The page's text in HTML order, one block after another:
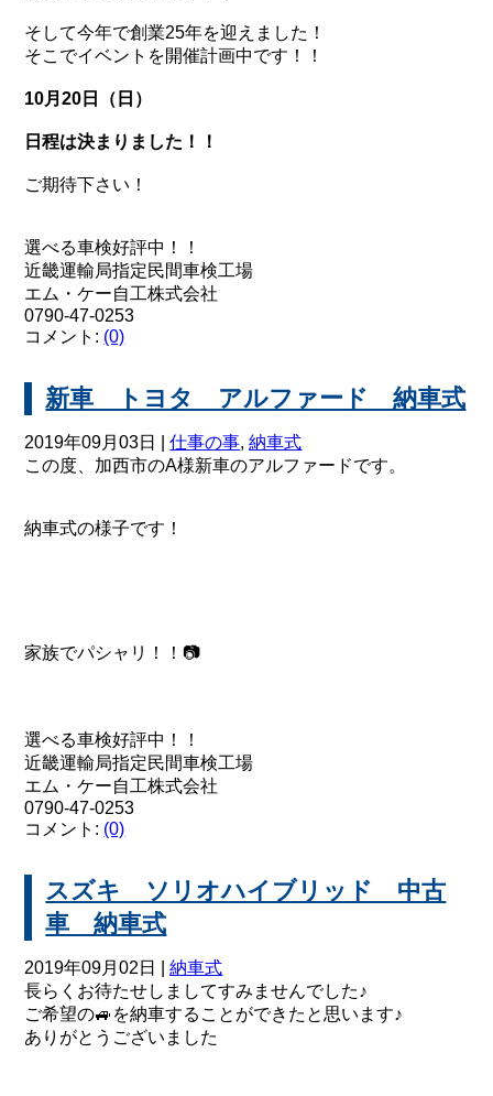
そして今年で創業25年を迎えました！
そこでイベントを開催計画中です！！
10月20日（日）
日程は決まりました！！
ご期待下さい！
選べる車検好評中！！
近畿運輸局指定民間車検工場
エム・ケー自工株式会社
0790-47-0253
コメント: (0)
新車 トヨタ アルファード 納車式
2019年09月03日 |仕事の事,納車式
この度、加西市のA様新車のアルファードです。
納車式の様子です！
家族でパシャリ！！📷
選べる車検好評中！！
近畿運輸局指定民間車検工場
エム・ケー自工株式会社
0790-47-0253
コメント: (0)
スズキ ソリオハイブリッド 中古
車 納車式
2019年09月02日 |納車式
長らくお待たせしましてすみませんでした♪
ご希望の🚙を納車することができたと思います♪
ありがとうございました